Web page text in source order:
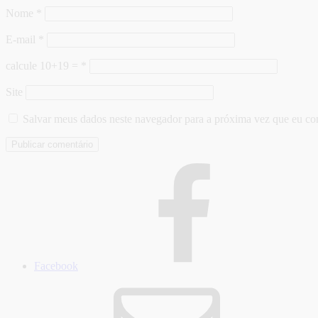
Nome
E-mail
calcule 10+19 =
Site
Salvar meus dados neste navegador para a próxima vez que eu
Facebook